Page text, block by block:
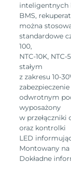
inteligentnych
BMS,
można
standardowe
100,
NTC-10K,
stałym
z zakresu 10-
odwrotnym
wyposażony
w przełączniki
oraz kontrolki
LED
Montowany
Dokładne